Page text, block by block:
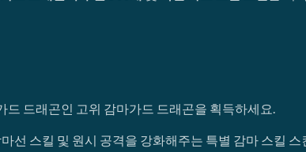
드래곤인 고위 감마가드 드래곤을 획득하세요.
선 스킬 및 원시 공격을 강화해주는 특별 감마 스킬